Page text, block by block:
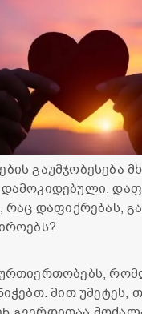
გა­უმ­ჯო­ბე­სე­ბა
და­მო­კი­დე­ბუ­ლი.
რაც და­ფიქ­რე­ბას,
მით უმე­ტეს,